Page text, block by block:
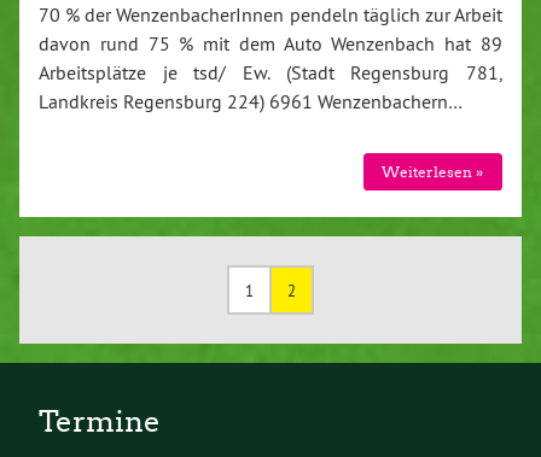
70 % der WenzenbacherInnen pendeln täglich zur Arbeit
davon rund 75 % mit dem Auto Wenzenbach hat 89
Arbeitsplätze je tsd/ Ew. (Stadt Regensburg 781,
Landkreis Regensburg 224) 6961 Wenzenbachern…
Weiterlesen »
1 2
Termine